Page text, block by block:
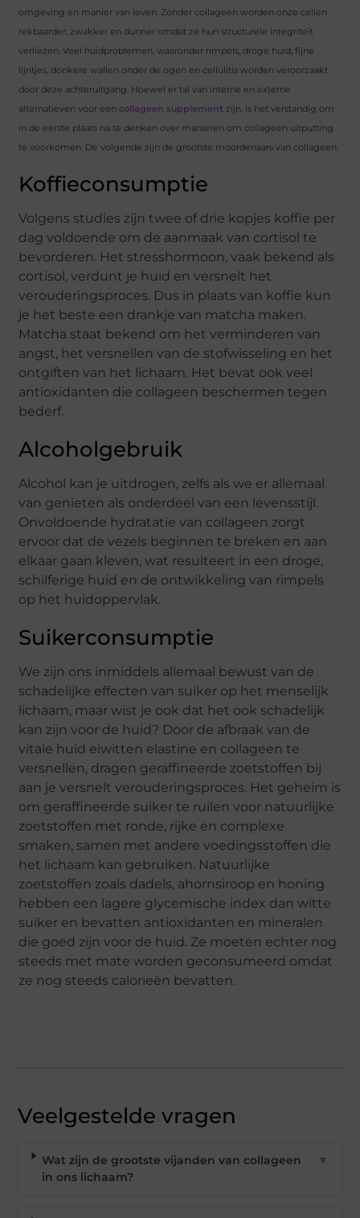
omgeving en manier van leven. Zonder collageen worden onze cellen
rekbaarder, zwakker en dunner omdat ze hun structurele integriteit
verliezen. Veel huidproblemen, waaronder rimpels, droge huid, fijne
lijntjes, donkere wallen onder de ogen en cellulitis worden veroorzaakt
door deze achteruitgang. Hoewel er tal van interne en externe
alternatieven voor eencollageen supplement zijn, is het verstandig om
in de eerste plaats na te denken over manieren om collageen uitputting
te voorkomen. De volgende zijn de grootste moordenaars van collageen.
Koffieconsumptie
Volgens studies zijn twee of drie kopjes koffie per
dag voldoende om de aanmaak van cortisol te
bevorderen. Het stresshormoon, vaak bekend als
cortisol, verdunt je huid en versnelt het
verouderingsproces. Dus in plaats van koffie kun
je het beste een drankje van matcha maken.
Matcha staat bekend om het verminderen van
angst, het versnellen van de stofwisseling en het
ontgiften van het lichaam. Het bevat ook veel
antioxidanten die collageen beschermen tegen
bederf.
Alcoholgebruik
Alcohol kan je uitdrogen, zelfs als we er allemaal
van genieten als onderdeel van een levensstijl.
Onvoldoende hydratatie van collageen zorgt
ervoor dat de vezels beginnen te breken en aan
elkaar gaan kleven, wat resulteert in een droge,
schilferige huid en de ontwikkeling van rimpels
op het huidoppervlak.
Suikerconsumptie
We zijn ons inmiddels allemaal bewust van de
schadelijke effecten van suiker op het menselijk
lichaam, maar wist je ook dat het ook schadelijk
kan zijn voor de huid? Door de afbraak van de
vitale huid eiwitten elastine en collageen te
versnellen, dragen geraffineerde zoetstoffen bij
aan je versnelt verouderingsproces. Het geheim is
om geraffineerde suiker te ruilen voor natuurlijke
zoetstoffen met ronde, rijke en complexe
smaken, samen met andere voedingsstoffen die
het lichaam kan gebruiken. Natuurlijke
zoetstoffen zoals dadels, ahornsiroop en honing
hebben een lagere glycemische index dan witte
suiker en bevatten antioxidanten en mineralen
die goed zijn voor de huid. Ze moeten echter nog
steeds met mate worden geconsumeerd omdat
ze nog steeds calorieën bevatten.
Veelgestelde vragen
Wat zijn de grootste vijanden van collageen
in ons lichaam?
▼